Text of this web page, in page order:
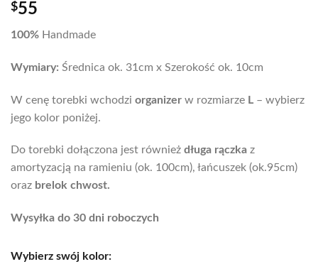
$55
100% Handmade
Wymiary: Średnica ok. 31cm x Szerokość ok. 10cm
W cenę torebki wchodzi organizer w rozmiarze L – wybierz
jego kolor poniżej.
Do torebki dołączona jest również długa rączka z
amortyzacją na ramieniu (ok. 100cm), łańcuszek (ok.95cm)
oraz brelok chwost.
Wysyłka do 30 dni roboczych
Wybierz swój kolor: